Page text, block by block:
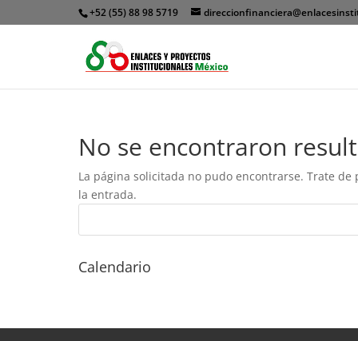
+52 (55) 88 98 5719
No se encontraron
La página solicitada no pudo encontrarse. Trate
la entrada.
Calendario